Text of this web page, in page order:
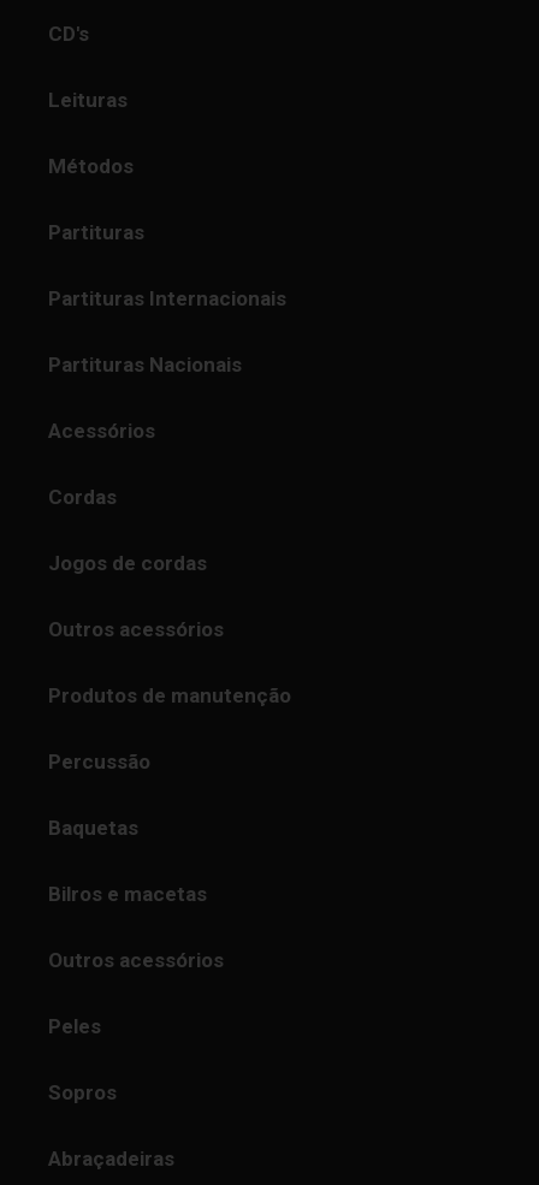
CD's
Leituras
Métodos
Partituras
Partituras Internacionais
Partituras Nacionais
Acessórios
Cordas
Jogos de cordas
Outros acessórios
Produtos de manutenção
Percussão
Baquetas
Bilros e macetas
Outros acessórios
Peles
Sopros
Abraçadeiras